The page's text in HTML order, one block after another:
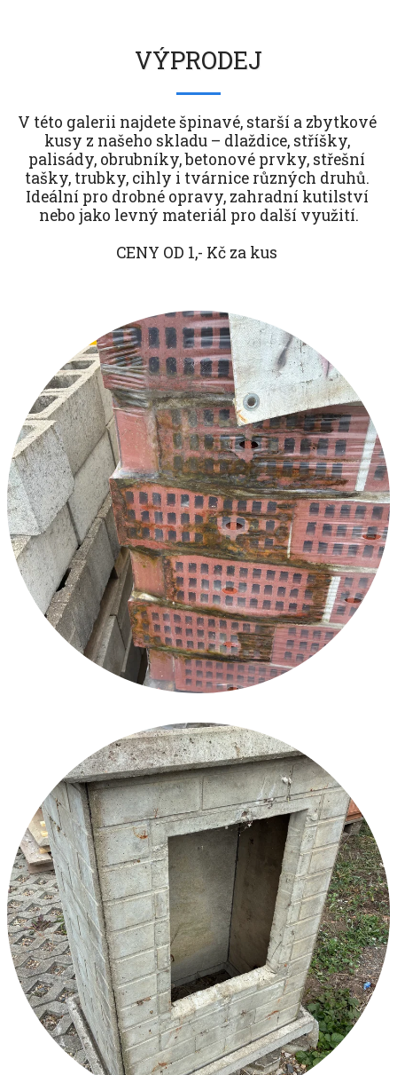
VÝPRODEJ
V této galerii najdete špinavé, starší a zbytkové
kusy z našeho skladu – dlaždice, stříšky,
palisády, obrubníky, betonové prvky, střešní
tašky, trubky, cihly i tvárnice různých druhů.
Ideální pro drobné opravy, zahradní kutilství
nebo jako levný materiál pro další využití.
CENY OD 1,- Kč za kus